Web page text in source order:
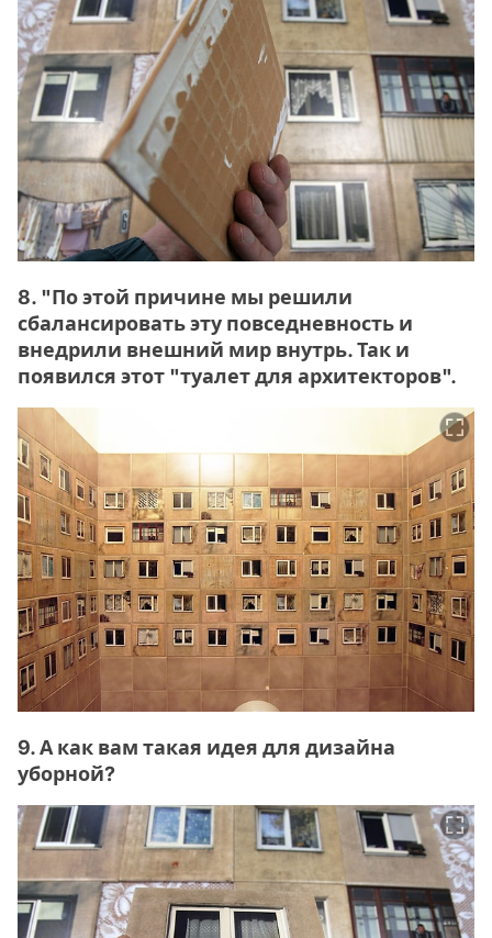
8. "По этой причине мы решили
сбалансировать эту повседневность и
внедрили внешний мир внутрь. Так и
появился этот "туалет для архитекторов".
9. А как вам такая идея для дизайна
уборной?